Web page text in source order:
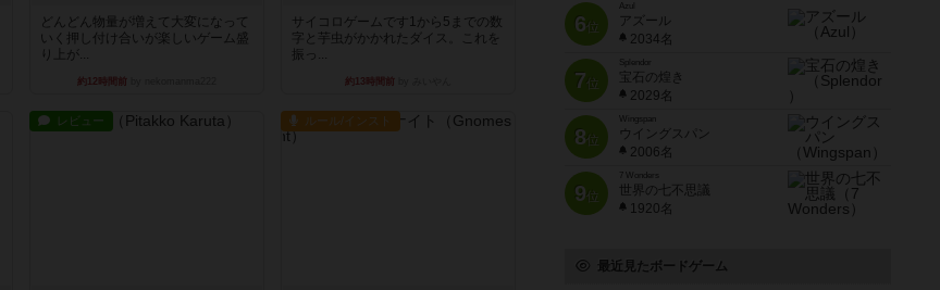
どんどん物量が増えて大変になって
いく押し付け合いが楽しいゲーム盛
り上が...
約12時間前
サイコロゲームです1から5までの数
字と芋虫がかかれたダイス。これを
振っ...
約13時間前
レビュー ルール/インスト
6位
Azul
アズール
2034名
7位
宝石の煌き
2029名
8位
Wingspan
ウイングスパン
2006名
9位
7 Wonders
世界の七不思議
1920名
最近見たボードゲーム